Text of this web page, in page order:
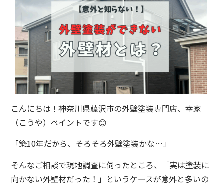
こんにちは！神奈川県藤沢市の外壁塗装専門店、幸家
（こうや）ペイントです😊
「築10年だから、そろそろ外壁塗装かな…」
そんなご相談で現地調査に伺ったところ、「実は塗装に
向かない外壁材だった！」というケースが意外と多いの